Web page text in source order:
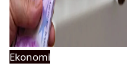
Ekonomi